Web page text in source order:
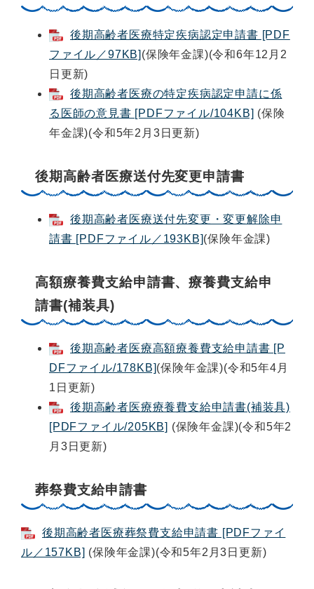
後期高齢者医療特定疾病認定申請書 [PDF
ファイル／97KB] (保険年金課)(令和6年12月2
日更新)
後期高齢者医療の特定疾病認定申請に係
る医師の意見書 [PDFファイル/104KB] (保険
年金課)(令和5年2月3日更新)
後期高齢者医療送付先変更申請書
後期高齢者医療送付先変更・変更解除申
請書 [PDFファイル／193KB](保険年金課)
高額療養費支給申請書、療養費支給申
請書(補装具)
後期高齢者医療高額療養費支給申請書 [P
DFファイル/178KB](保険年金課)(令和5年4月
1日更新)
後期高齢者医療療養費支給申請書(補装具)
[PDFファイル/205KB] (保険年金課)(令和5年2
月3日更新)
葬祭費支給申請書
後期高齢者医療葬祭費支給申請書 [PDFファイ
ル／157KB] (保険年金課)(令和5年2月3日更新)